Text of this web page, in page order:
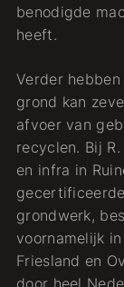
benodigde
heeft.
Verder
grond kan
afvoer van
recyclen. Bij
en infra in
grondwerk,
voornamelijk
Friesland en
door heel